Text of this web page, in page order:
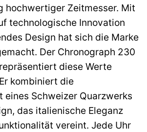
hochwertiger Zeitmesser. Mit
technologische Innovation
Design hat sich die Marke
Der Chronograph 230
diese Werte
kombiniert die
eines Schweizer Quarzwerks
das italienische Eleganz
vereint. Jede Uhr